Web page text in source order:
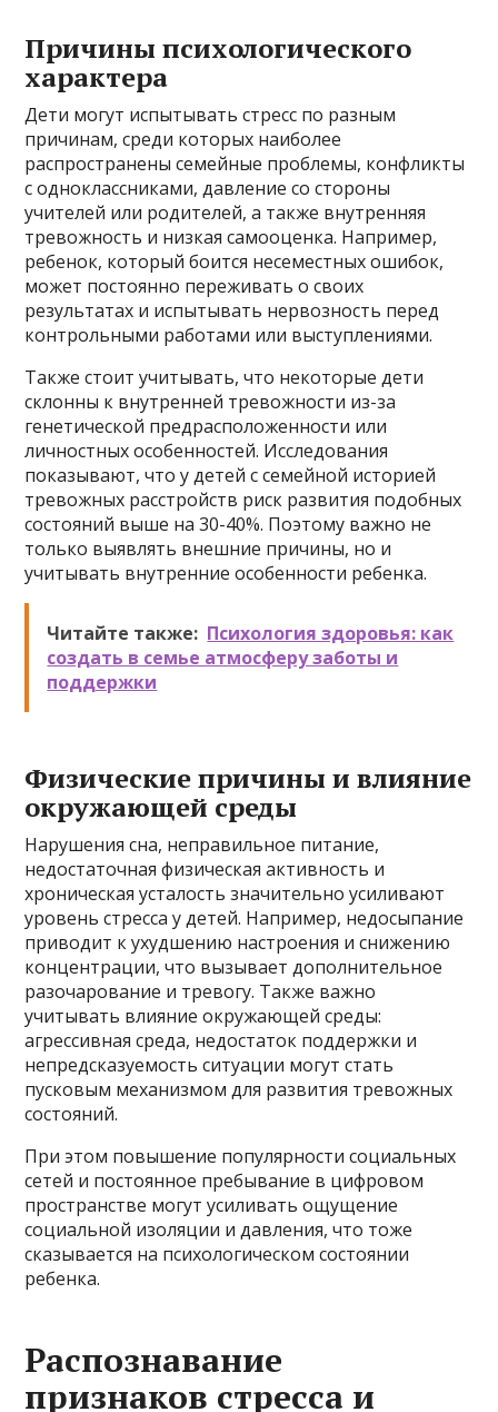
Причины психологического
характера
Дети могут испытывать стресс по разным
причинам, среди которых наиболее
распространены семейные проблемы, конфликты
с одноклассниками, давление со стороны
учителей или родителей, а также внутренняя
тревожность и низкая самооценка. Например,
ребенок, который боится несеместных ошибок,
может постоянно переживать о своих
результатах и испытывать нервозность перед
контрольными работами или выступлениями.
Также стоит учитывать, что некоторые дети
склонны к внутренней тревожности из-за
генетической предрасположенности или
личностных особенностей. Исследования
показывают, что у детей с семейной историей
тревожных расстройств риск развития подобных
состояний выше на 30-40%. Поэтому важно не
только выявлять внешние причины, но и
учитывать внутренние особенности ребенка.
Читайте также: Психология здоровья: как
создать в семье атмосферу заботы и
поддержки
Физические причины и влияние
окружающей среды
Нарушения сна, неправильное питание,
недостаточная физическая активность и
хроническая усталость значительно усиливают
уровень стресса у детей. Например, недосыпание
приводит к ухудшению настроения и снижению
концентрации, что вызывает дополнительное
разочарование и тревогу. Также важно
учитывать влияние окружающей среды:
агрессивная среда, недостаток поддержки и
непредсказуемость ситуации могут стать
пусковым механизмом для развития тревожных
состояний.
При этом повышение популярности социальных
сетей и постоянное пребывание в цифровом
пространстве могут усиливать ощущение
социальной изоляции и давления, что тоже
сказывается на психологическом состоянии
ребенка.
Распознавание
признаков стресса и